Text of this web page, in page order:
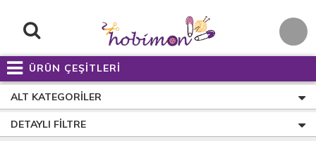
ÜRÜN ÇEŞİTLERİ
ALT KATEGORILER
DETAYLI FILTRE